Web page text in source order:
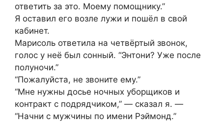
ответить за это. Моему помощнику.”
Я оставил его возле лужи и пошёл в свой
кабинет.
Марисоль ответила на четвёртый звонок,
голос у неё был сонный. “Энтони? Уже после
полуночи.”
“Пожалуйста, не звоните ему.”
“Мне нужны досье ночных уборщиков и
контракт с подрядчиком,” — сказал я. —
“Начни с мужчины по имени Рэймонд.”